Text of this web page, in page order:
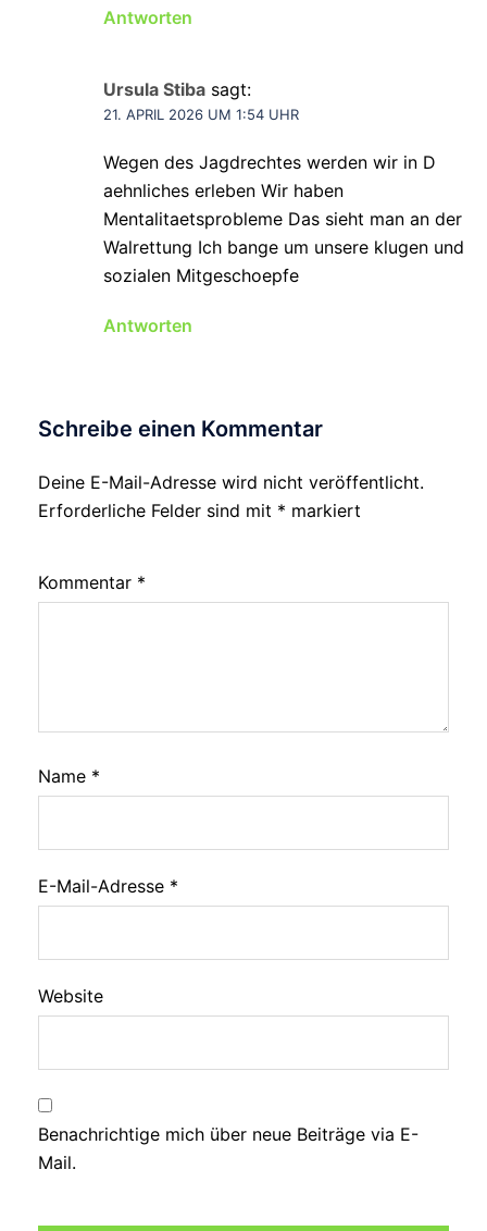
Antworten
Ursula Stiba sagt:
21. APRIL 2026 UM 1:54 UHR
Wegen des Jagdrechtes werden wir in D
aehnliches erleben Wir haben
Mentalitaetsprobleme Das sieht man an der
Walrettung Ich bange um unsere klugen und
sozialen Mitgeschoepfe
Antworten
Schreibe einen Kommentar
Deine E-Mail-Adresse wird nicht veröffentlicht.
Erforderliche Felder sind mit * markiert
Kommentar *
Name *
E-Mail-Adresse *
Website
Benachrichtige mich über neue Beiträge via E-
Mail.